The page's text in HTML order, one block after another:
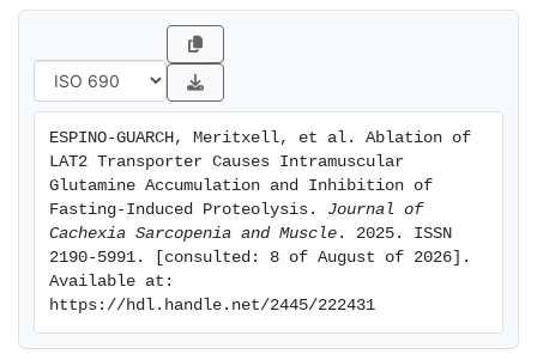
reduction in fat mass (0.5-fold, p = 0.013) and a higher
relative retention of muscle mass (1.3-fold, p =
0.0003) comparedwith WT. The absence of LAT2 led
to increased intramuscular glutamine (Gln)
ESPINO-GUARCH, Meritxell, et al. Ablation of
LAT2 Transporter Causes Intramuscular
Glutamine Accumulation and Inhibition of
Fasting-Induced Proteolysis. Journal of
Cachexia Sarcopenia and Muscle . 2025. ISSN
2190-5991. [consulted: 8 of August of 2026].
Available at:
https://hdl.handle.net/2445/222431